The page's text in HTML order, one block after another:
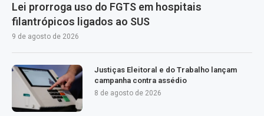
Lei prorroga uso do FGTS em hospitais
filantrópicos ligados ao SUS
9 de agosto de 2026
Justiças Eleitoral e do Trabalho lançam
campanha contra assédio
8 de agosto de 2026